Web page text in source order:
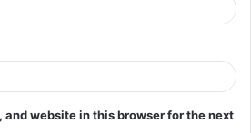
and website in this browser for the next